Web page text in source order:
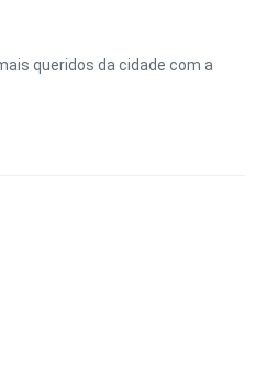
queridos da cidade com a